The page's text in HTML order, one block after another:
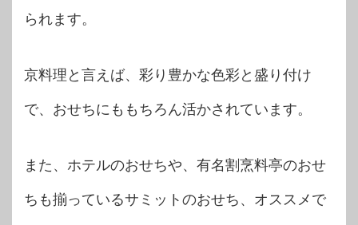
られます。
京料理と言えば、彩り豊かな色彩と盛り付け
で、おせちにももちろん活かされています。
また、ホテルのおせちや、有名割烹料亭のおせ
ちも揃っているサミットのおせち、オススメで